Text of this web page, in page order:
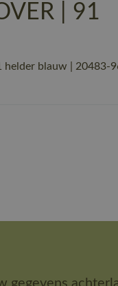
| 91
helder blauw | 20483-
gegevens